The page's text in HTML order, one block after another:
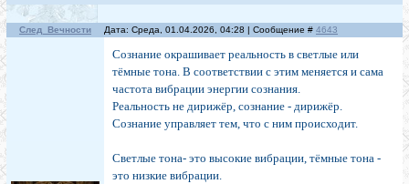
След_Вечности Дата: Среда, 01.04.2026, 04:28 | Сообщение # 4643
Сознание окрашивает реальность в светлые или
тёмные тона. В соответствии с этим меняется и сама
частота вибрации энергии сознания.
Реальность не дирижёр, сознание - дирижёр.
Сознание управляет тем, что с ним происходит.
Светлые тона- это высокие вибрации, тёмные тона -
это низкие вибрации.